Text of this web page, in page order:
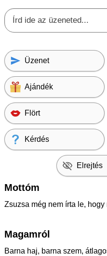
Üzenet
Ajándék
Flört
Kérdés
Elrejtés
Mottóm
Zsuzsa még nem írta le, hogy
Magamról
Barna haj, barna szem,